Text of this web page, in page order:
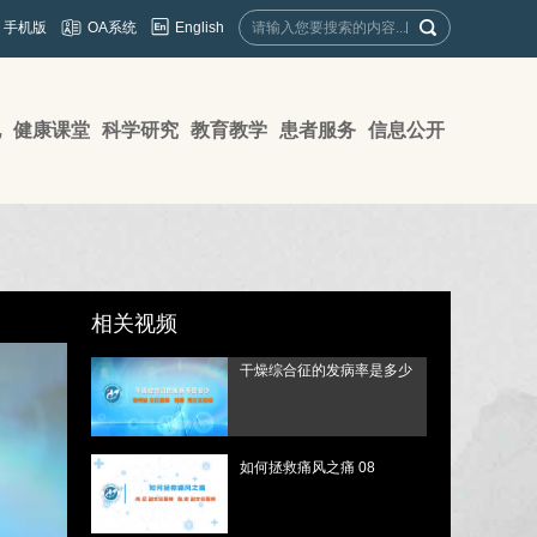
手机版 OA系统 English
健康课堂 科学研究 教育教学 患者服务 信息公开
相关视频
干燥综合征的发病率是多少
如何拯救痛风之痛 08